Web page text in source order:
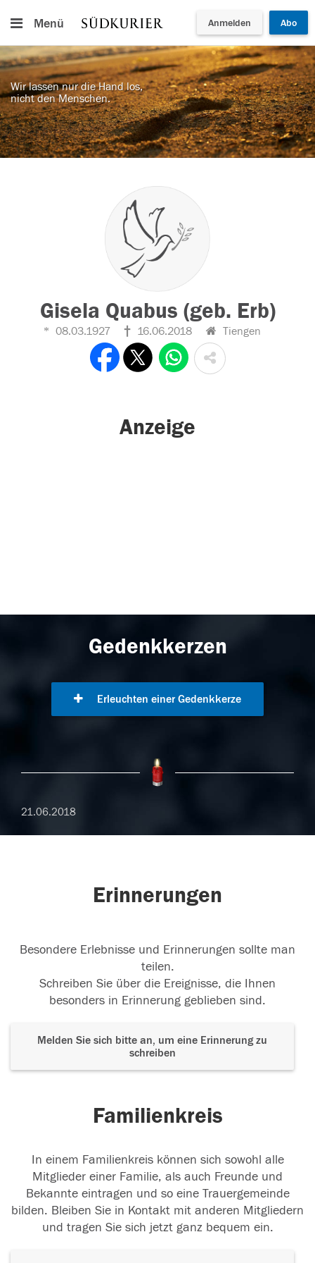
Menü Anmelden Abo
Wir lassen nur die Hand los,
nicht den Menschen.
Gisela Quabus (geb. Erb)
08.03.1927 16.06.2018 Tiengen
Anzeige
Gedenkkerzen
Erleuchten einer Gedenkkerze
21.06.2018
Erinnerungen
Besondere Erlebnisse und Erinnerungen sollte man
teilen.
Schreiben Sie über die Ereignisse, die Ihnen
besonders in Erinnerung geblieben sind.
Melden Sie sich bitte an, um eine Erinnerung zu
schreiben
Familienkreis
In einem Familienkreis können sich sowohl alle
Mitglieder einer Familie, als auch Freunde und
Bekannte eintragen und so eine Trauergemeinde
bilden. Bleiben Sie in Kontakt mit anderen Mitgliedern
und tragen Sie sich jetzt ganz bequem ein.